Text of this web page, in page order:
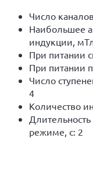
Число
Наибольшее
индукции,
При питании
При питании
Число
4
Количество
режиме, с: 2